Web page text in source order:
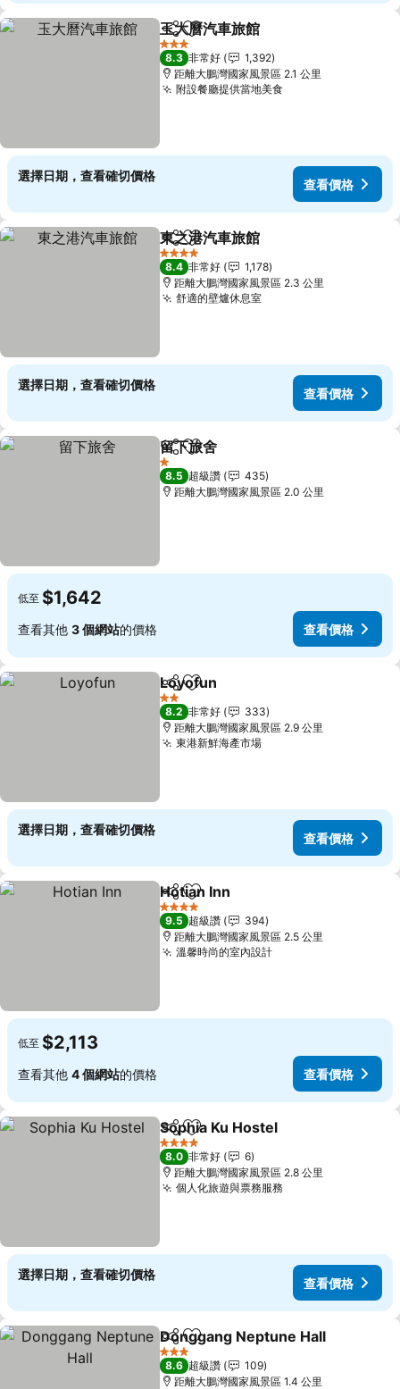
分享 加入我的最愛
玉大曆汽車旅館
3 星級
8.3 非常好
1,392
距離大鵬灣國家風景區 2.1 公里
附設餐廳提供當地美食查看價格
選擇日期，查看確切價格
查看價格
分享 加入我的最愛
東之港汽車旅館
4 星級
8.4 非常好
1,178
距離大鵬灣國家風景區 2.3 公里
舒適的壁爐休息室查看價格
選擇日期，查看確切價格
查看價格
分享 加入我的最愛
留下旅舍
1 星級
8.5 超級讚
435
距離大鵬灣國家風景區 2.0 公里
低至 $1,642
查看其他 3 個網站的價格 查看價格
分享 加入我的最愛
Loyofun
2 星級
8.2 非常好
333
距離大鵬灣國家風景區 2.9 公里
東港新鮮海產市場查看價格
選擇日期，查看確切價格
查看價格
分享 加入我的最愛
Hotian Inn
4 星級
9.5 超級讚
394
距離大鵬灣國家風景區 2.5 公里
溫馨時尚的室內設計查看價格
低至 $2,113
查看其他 4 個網站的價格 查看價格
分享 加入我的最愛
Sophia Ku Hostel
4 星級
8.0 非常好
6
距離大鵬灣國家風景區 2.8 公里
個人化旅遊與票務服務
選擇日期，查看確切價格
查看價格
分享 加入我的最愛
Donggang Neptune Hall
3 星級
8.6 超級讚
109
距離大鵬灣國家風景區 1.4 公里